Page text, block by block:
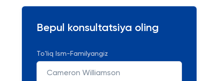
Bepul konsultatsiya oling
To'liq Ism-Familyangiz